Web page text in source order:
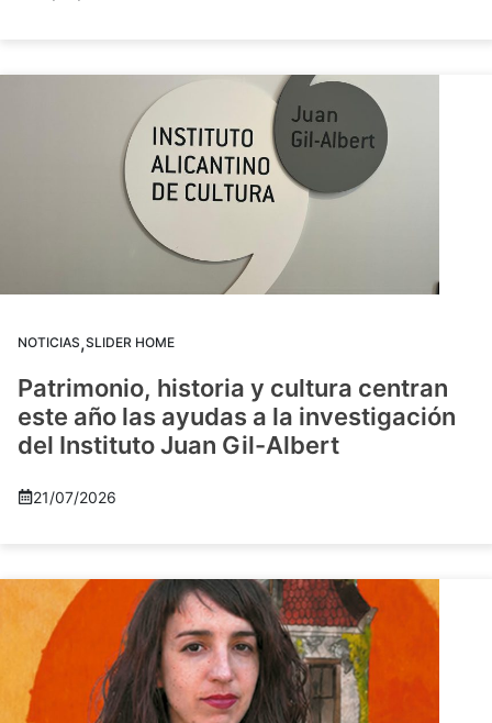
NOTICIAS,SLIDER HOME
Patrimonio, historia y cultura centran
este año las ayudas a la investigación
del Instituto Juan Gil-Albert
21/07/2026